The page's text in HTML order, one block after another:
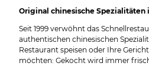
Original chinesische Spezialitäten
Seit 1999 verwöhnt das
authentischen chinesischen
Restaurant speisen oder Ihre
möchten: Gekocht wird immer